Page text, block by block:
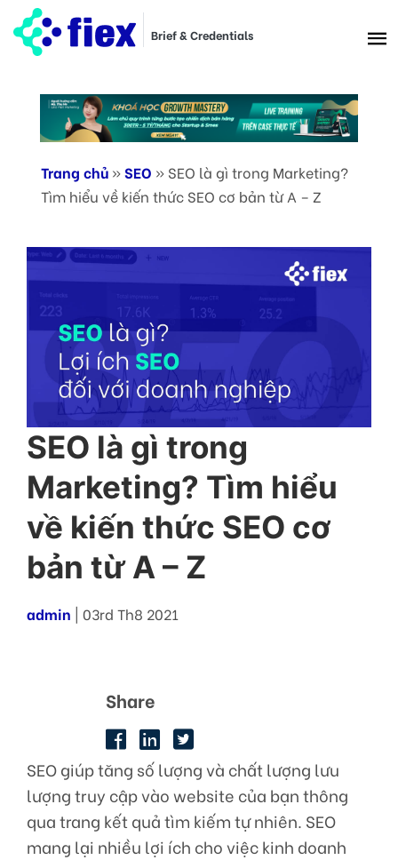
Brief & Credentials
Trang chủ »SEO » SEO là gì trong Marketing?
Tìm hiểu về kiến thức SEO cơ bản từ A – Z
SEO là gì trong
Marketing? Tìm hiểu
về kiến thức SEO cơ
bản từ A – Z
admin | 03rd Th8 2021
Share
SEO giúp tăng số lượng và chất lượng lưu
lượng truy cập vào website của bạn thông
qua trang kết quả tìm kiếm tự nhiên. SEO
mang lại nhiều lợi ích cho việc kinh doanh